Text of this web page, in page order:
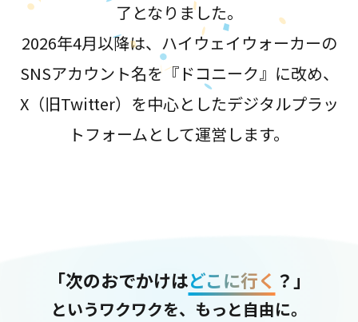
了となりました。
2026年4月以降は、ハイウェイウォーカーの
SNSアカウント名を『ドコニーク』に改め、
X（旧Twitter）を中心としたデジタルプラッ
トフォームとして運営します。
「次のおでかけはどこに行く ？」
というワクワクを、もっと自由に。